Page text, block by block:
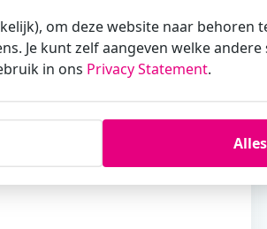
correspondeert
om deze website naar behoren
Je kunt zelf aangeven welke
in ons Privacy Statement.